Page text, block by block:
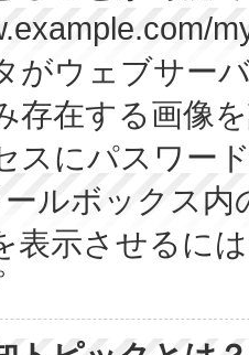
がウェブサー
存在する画像
スにパスワー
ルボックス
表示させるに